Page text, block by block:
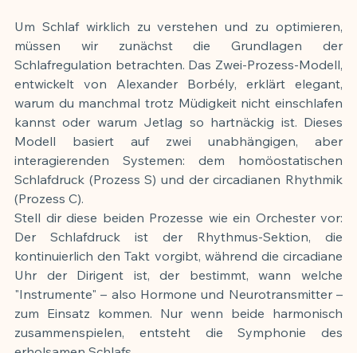
Um Schlaf wirklich zu verstehen und zu optimieren,
müssen wir zunächst die Grundlagen der
Schlafregulation betrachten. Das Zwei-Prozess-Modell,
entwickelt von Alexander Borbély, erklärt elegant,
warum du manchmal trotz Müdigkeit nicht einschlafen
kannst oder warum Jetlag so hartnäckig ist. Dieses
Modell basiert auf zwei unabhängigen, aber
interagierenden Systemen: dem homöostatischen
Schlafdruck (Prozess S) und der circadianen Rhythmik
(Prozess C).
Stell dir diese beiden Prozesse wie ein Orchester vor:
Der Schlafdruck ist der Rhythmus-Sektion, die
kontinuierlich den Takt vorgibt, während die circadiane
Uhr der Dirigent ist, der bestimmt, wann welche
"Instrumente" – also Hormone und Neurotransmitter –
zum Einsatz kommen. Nur wenn beide harmonisch
zusammenspielen, entsteht die Symphonie des